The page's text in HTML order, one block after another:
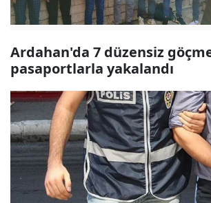
Ardahan'da 7 düzensiz
pasaportlarla yakalandı